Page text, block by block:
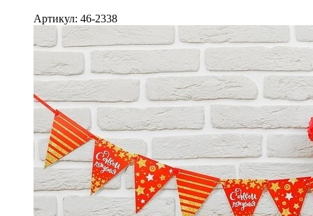
Артикул: 46-2338